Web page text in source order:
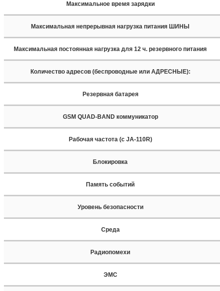
Максимальное время зарядки
Максимальная непрерывная нагрузка питания ШИНЫ
Максимальная постоянная нагрузка для 12 ч. резервного питания
Количество адресов (беспроводные или АДРЕСНЫЕ):
Резервная батарея
GSM QUAD-BAND коммуникатор
Рабочая частота (с JA-110R)
Блокировка
Память событий
Уровень безопасности
Среда
Радиопомехи
ЭМС